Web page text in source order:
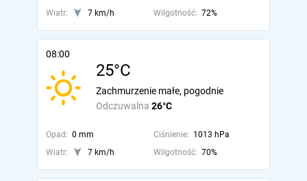
Wiatr: 7 km/h Wilgotność: 72%
08:00
25°C
Odczuwalna 26°C
Zachmurzenie małe, pogodnie
Opad: 0 mm Ciśnienie: 1013 hPa
Wiatr:
7 km/h Wilgotność: 70%